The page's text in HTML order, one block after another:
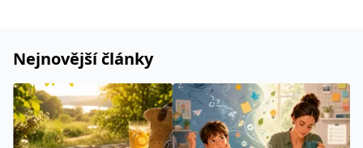
Nejnovější články